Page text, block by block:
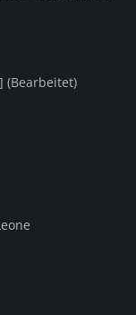
(Bearbeitet)